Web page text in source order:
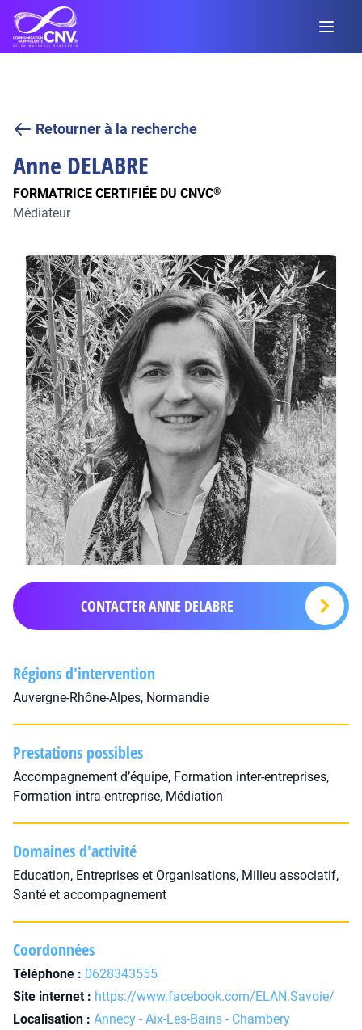
Retourner à la recherche
Anne DELABRE
FORMATRICE CERTIFIÉE DU CNVC®
Médiateur
CONTACTER ANNE DELABRE
Régions d'intervention
Auvergne-Rhône-Alpes, Normandie
Prestations possibles
Accompagnement d’équipe, Formation inter-entreprises,
Formation intra-entreprise, Médiation
Domaines d'activité
Education, Entreprises et Organisations, Milieu associatif,
Santé et accompagnement
Coordonnées
Téléphone : 0628343555
Site internet : https://www.facebook.com/ELAN.Savoie/
Localisation : Annecy - Aix-Les-Bains - Chambery